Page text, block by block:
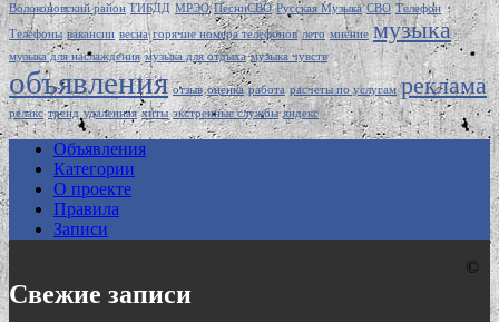
Волоконовский район ГИБДД МРЭО ПесниСВО Русская Музыка СВО Телефон
Телефоны вакансии весна горячие номера телефонов лето мнение музыка
музыка для наслаждения музыка для отдыха музыка чувств
объявления отзыв оценка работа расчеты по услугам реклама
релакс тренд удаленная хиты экстренные службы яндекс
Объявления
Категории
О проекте
Правила
Записи
Свежие записи
©